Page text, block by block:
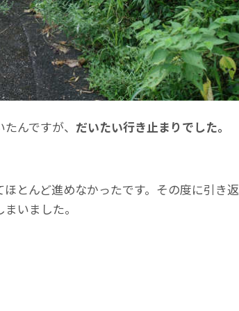
んですが、 だいたい行き止まりでした。
とんど進めなかったです。その度に引き返
いました。